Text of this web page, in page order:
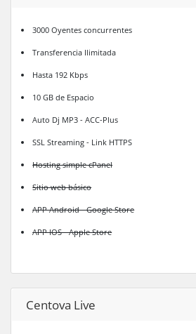
3000 Oyentes concurrentes
Transferencia Ilimitada
Hasta 192 Kbps
10 GB de Espacio
Auto Dj MP3 - ACC-Plus
SSL Streaming - Link HTTPS
Hosting simple cPanel
Sitio web básico
APP Android - Google Store
APP IOS - Apple Store
Centova Live